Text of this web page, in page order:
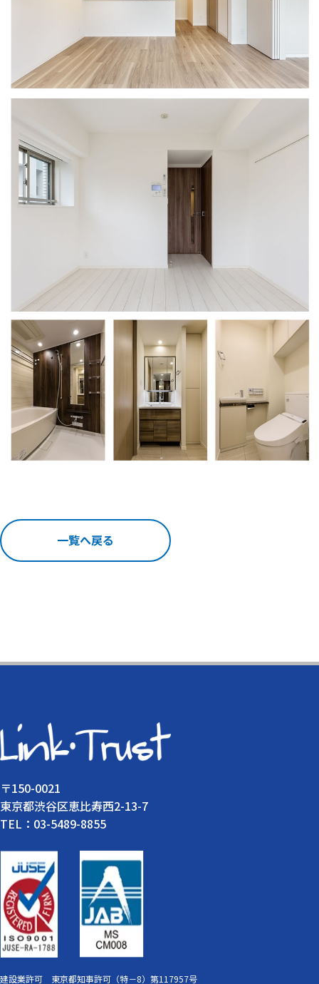
一覧へ戻る
〒150-0021
東京都渋谷区恵比寿西2-13-7
TEL：03-5489-8855
建設業許可 東京都知事許可（特－8）第117957号